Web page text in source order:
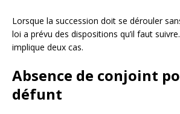
Lorsque la succession doit se dérouler
loi a prévu des dispositions qu’il faut
implique deux cas.
Absence de conjoint
défunt